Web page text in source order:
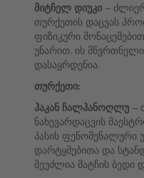
მიტჩელ დიუკი –
თურქეთის დაცვას
ფიზიკური
უნარით. ის
დასაყრდენია.
თურქეთი:
ჰაკან ჩალჰანოღლუ –
ნახევარდაცვის
პასის
დარტყმებითა და
შეუძლია მატჩის ბედი